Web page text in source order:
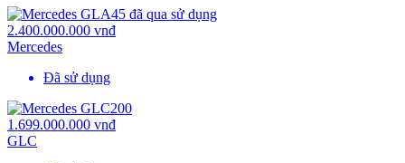
2.400.000.000 vnđ
Mercedes
Đã sử dụng
1.699.000.000 vnđ
GLC